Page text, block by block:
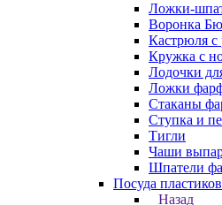
Ложки-
Воронка
Кастрюля с
Кружка с
Лодочки
Ложки
Стаканы
Ступка и
Тигли
Чаши
Шпатели
Посуда
Назад